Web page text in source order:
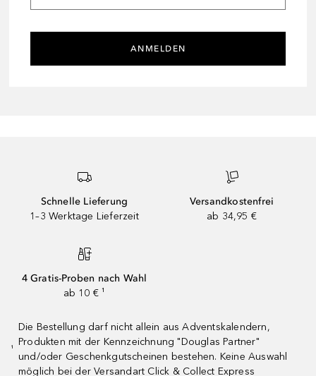
ANMELDEN
Schnelle Lieferung
1–3 Werktage Lieferzeit
Versandkostenfrei
ab 34,95 €
4 Gratis-Proben nach Wahl
ab 10 € ¹
¹
Die Bestellung darf nicht allein aus Adventskalendern,
Produkten mit der Kennzeichnung "Douglas Partner"
und/oder Geschenkgutscheinen bestehen. Keine Auswahl
möglich bei der Versandart Click & Collect Express